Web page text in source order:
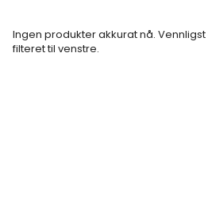
Ingen produkter akkurat nå.
filteret til venstre.